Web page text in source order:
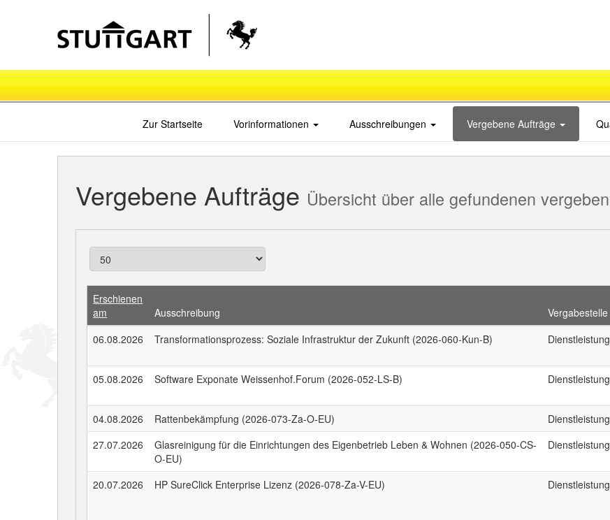
Zur Startseite Vorinformationen Ausschreibungen Vergebene Aufträge
Vergebene Aufträge Übersicht über alle gefundenen
Erschienen
am
Ausschreibung Vergabestelle
06.08.2026
Transformationsprozess: Soziale Infrastruktur der Zukunft (2026-060-Kun-B)
05.08.2026 Software Exponate Weissenhof.Forum (2026-052-LS-B)
04.08.2026 Rattenbekämpfung (2026-073-Za-O-EU)
27.07.2026
Glasreinigung für die Einrichtungen des Eigenbetrieb Leben & Wohnen (2026-050-CS-
O-EU)
20.07.2026 HP SureClick Enterprise Lizenz (2026-078-Za-V-EU)